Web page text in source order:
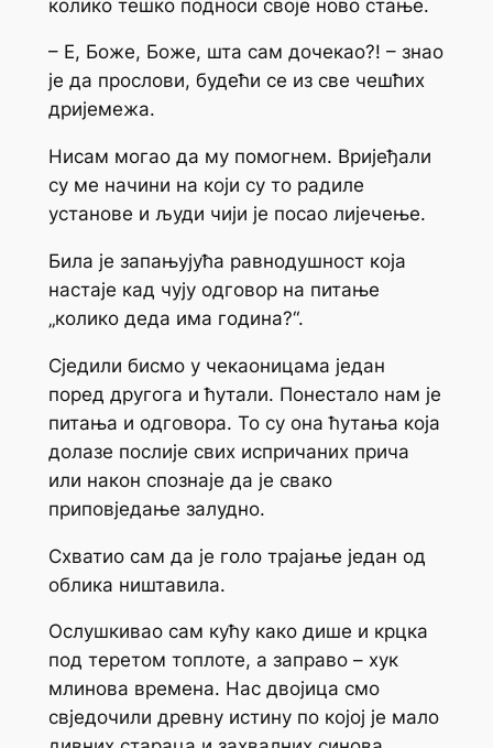
колико тешко подноси своје ново стање.
– Е, Боже, Боже, шта сам дочекао?! – знао
је да прослови, будећи се из све чешћих
дријемежа.
Нисам могао да му помогнем. Вријеђали
су ме начини на који су то радиле
установе и људи чији је посао лијечење.
Била је запањујућа равнодушност која
настаје кад чују одговор на питање
„колико деда има година?“.
Сједили бисмо у чекаоницама један
поред другога и ћутали. Понестало нам је
питања и одговора. То су она ћутања која
долазе послије свих испричаних прича
или након спознаје да је свако
приповједање залудно.
Схватио сам да је голо трајање један од
облика ништавила.
Ослушкивао сам кућу како дише и крцка
под теретом топлоте, а заправо – хук
млинова времена. Нас двојица смо
свједочили древну истину по којој је мало